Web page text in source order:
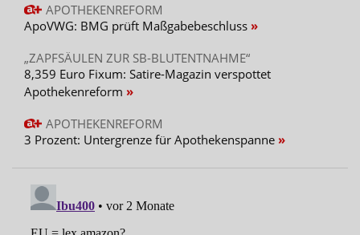
APOTHEKENREFORM
ApoVWG: BMG prüft Maßgabebeschluss
„ZAPFSÄULEN ZUR SB-BLUTENTNAHME“
8,359 Euro Fixum: Satire-Magazin verspottet
Apothekenreform
APOTHEKENREFORM
3 Prozent: Untergrenze für Apothekenspanne